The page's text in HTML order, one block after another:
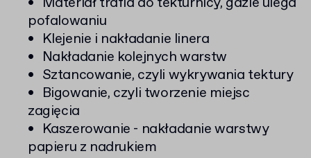
pofalowaniu
Klejenie i nakładanie linera
Nakładanie kolejnych warstw
Sztancowanie, czyli wykrywania tektury
Bigowanie, czyli tworzenie miejsc
zagięcia
Kaszerowanie - nakładanie warstwy
papieru z nadrukiem